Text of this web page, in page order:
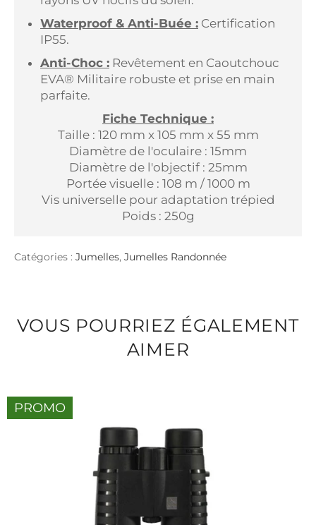
Waterproof & Anti-Buée : Certification
IP55.
Anti-Choc : Revêtement en Caoutchouc
EVA® Militaire robuste et prise en main
parfaite.
Fiche Technique :
Taille : 120 mm x 105 mm x 55 mm
Diamètre de l'oculaire : 15mm
Diamètre de l'objectif : 25mm
Portée visuelle : 108 m / 1000 m
Vis universelle pour adaptation trépied
Poids : 250g
Catégories : Jumelles, Jumelles Randonnée
VOUS POURRIEZ ÉGALEMENT
AIMER
PROMO